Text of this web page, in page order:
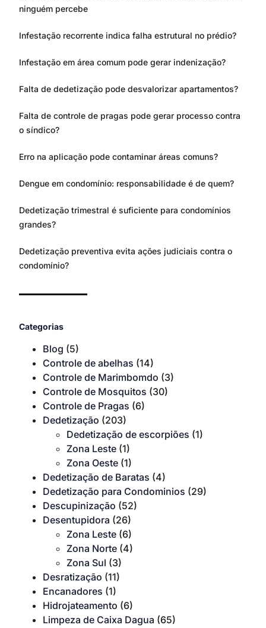
ninguém percebe
Infestação recorrente indica falha estrutural no prédio?
Infestação em área comum pode gerar indenização?
Falta de dedetização pode desvalorizar apartamentos?
Falta de controle de pragas pode gerar processo contra
o síndico?
Erro na aplicação pode contaminar áreas comuns?
Dengue em condomínio: responsabilidade é de quem?
Dedetização trimestral é suficiente para condomínios
grandes?
Dedetização preventiva evita ações judiciais contra o
condomínio?
Categorias
Blog (5)
Controle de abelhas (14)
Controle de Marimbomdo (3)
Controle de Mosquitos (30)
Controle de Pragas (6)
Dedetização (203)
Dedetização de escorpiões (1)
Zona Leste (1)
Zona Oeste (1)
Dedetização de Baratas (4)
Dedetização para Condominios (29)
Descupinização (52)
Desentupidora (26)
Zona Leste (6)
Zona Norte (4)
Zona Sul (3)
Desratização (11)
Encanadores (1)
Hidrojateamento (6)
Limpeza de Caixa Dagua (65)